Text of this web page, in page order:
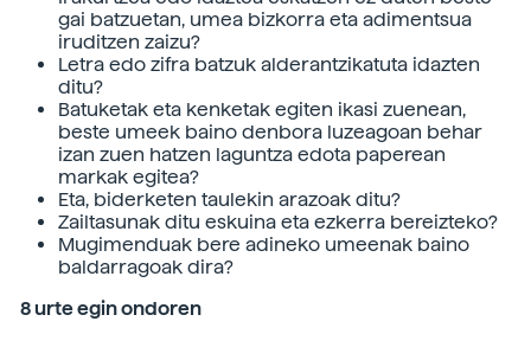
gai batzuetan, umea bizkorra eta adimentsua
iruditzen zaizu?
Letra edo zifra batzuk alderantzikatuta idazten
ditu?
Batuketak eta kenketak egiten ikasi zuenean,
beste umeek baino denbora luzeagoan behar
izan zuen hatzen laguntza edota paperean
markak egitea?
Eta, biderketen taulekin arazoak ditu?
Zailtasunak ditu eskuina eta ezkerra bereizteko?
Mugimenduak bere adineko umeenak baino
baldarragoak dira?
8 urte egin ondoren